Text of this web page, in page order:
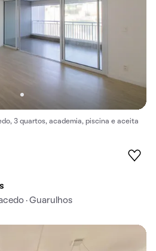
3 quartos, academia, piscina e aceita
· Guarulhos